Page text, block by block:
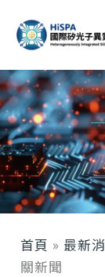
要
內
容
首頁 » 最新
關新聞